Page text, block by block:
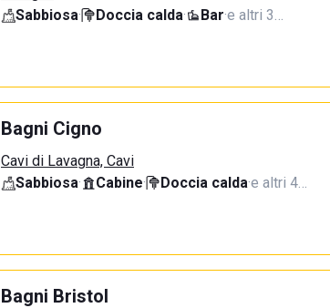
Sabbiosa· Doccia calda· Bar·e altri 3…
Bagni Cigno
Cavi di Lavagna, Cavi
Sabbiosa· Cabine· Doccia calda·e altri 4…
Bagni Bristol